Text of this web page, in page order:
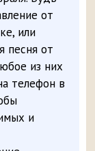
от
или
песня от
из них
телефон в
и